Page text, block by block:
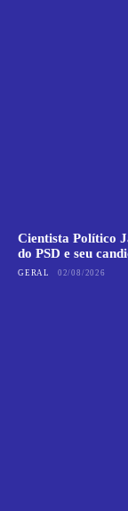
Cientista Político
do PSD e seu
GERAL 02/08/2026